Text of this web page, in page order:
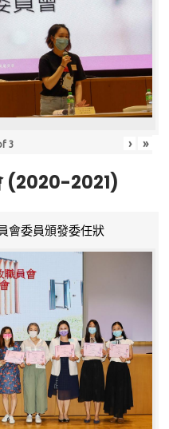
3 › »
(2020-2021)
會委員頒發委任狀